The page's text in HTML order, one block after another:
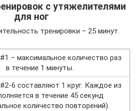
с утяжелителями
для ног
тренировки – 25 минут.
– максимальное количество раз
в течение 1 минуты.
6 составляют 1 круг. Каждое из
в течение 45 секунд
количество повторений).